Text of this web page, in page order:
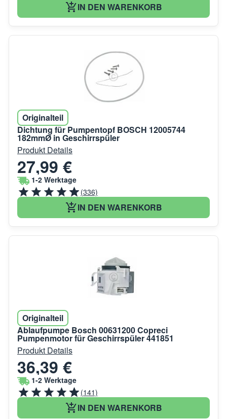
IN DEN WARENKORB
Originalteil
Dichtung für Pumpentopf BOSCH 12005744
182mmØ in Geschirrspüler
Produkt Details
27,99 €
1-2 Werktage
(336)
IN DEN WARENKORB
Originalteil
Ablaufpumpe Bosch 00631200 Copreci
Pumpenmotor für Geschirrspüler 441851
Produkt Details
36,39 €
1-2 Werktage
(141)
IN DEN WARENKORB